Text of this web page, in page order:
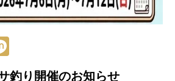
ix
釣り開催のお知らせ